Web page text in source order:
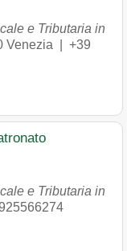
e Tributaria in
Venezia
+39
e Tributaria in